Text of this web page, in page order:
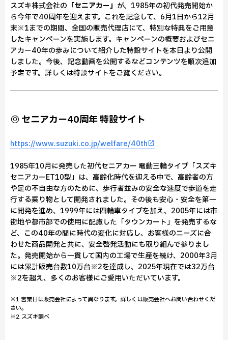
スズキ株式会社の 「セニアカー」 が、1985年の初代発売開始か
ら今年で40周年を迎えます。これを記念して、6月1日から12月
末※1までの期間、全国の販売代理店にて、特別な特典をご用意
したキャンペーンを実施します。キャンペーンの概要およびセニ
アカー40年の歩みについて紹介した特設サイトを本日より公開
しました。今後、記念動画を公開するなどコンテンツを順次追加
予定です。詳しくは特設サイトをご覧ください。
◎ セニアカー40周年 特設サイト
https://www.suzuki.co.jp/welfare/40th
1985年10月に発売した初代セニアカー 電動三輪タイプ「スズキ
セニアカーET10型」は、高齢化時代を迎える中で、高齢者の方
や足の不自由な方のために、歩行者並みの安全な速度で歩道を走
行する乗り物として開発されました。その後も安心・安全を第一
に開発を進め、1999年には四輪車タイプを加え、2005年には市
街地や都市部での使用に配慮した「タウンカート」を発売するな
ど、この40年の間に時代の変化に対応し、お客様のニーズに合
わせた商品開発と共に、安全啓発活動にも取り組んで参りまし
た。発売開始から一貫して国内の工場で生産を続け、2000年3月
には累計販売台数10万台※2を達成し、2025年現在では32万台
※2を超え、多くのお客様にご愛用いただいています。
※1 営業日は販売会社によって異なります。詳しくは販売会社へお問い合わせくだ
さい。
※2 スズキ調べ